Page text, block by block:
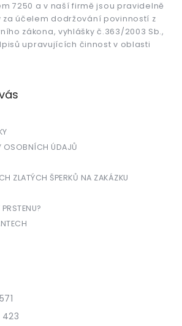
7250 a v naší firmě jsou pravidelně
za účelem dodržování povinností z
zákona, vyhlášky č.363/2003 Sb.,
upravujících činnost v oblasti
OSOBNÍCH ÚDAJŮ
ZLATÝCH ŠPERKŮ NA ZAKÁZKU
423